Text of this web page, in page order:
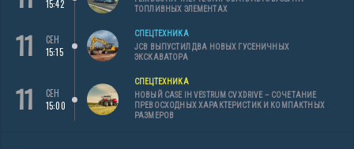
15:42
ТОПЛИВНЫХ ЭЛЕМЕНТАХ
11
СЕН
15:15
СПЕЦТЕХНИКА
JCB ВЫПУСТИЛ ДВА НОВЫХ ГУСЕНИЧНЫХ
ЭКСКАВАТОРА
11
СЕН
15:00
СПЕЦТЕХНИКА
НОВЫЙ CASE IH VESTRUM CVXDRIVE – СОЧЕТАНИЕ
ПРЕВОСХОДНЫХ ХАРАКТЕРИСТИК И КОМПАКТНЫХ
РАЗМЕРОВ